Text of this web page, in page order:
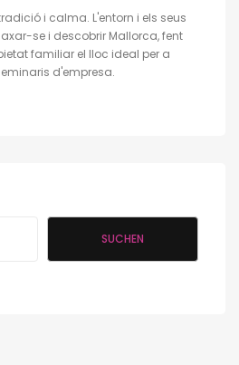
i calma. L'entorn i els seus
se i descobrir Mallorca, fent
familiar el lloc ideal per a
d'empresa.
SUCHEN